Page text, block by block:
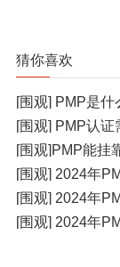
猜你喜欢
[围观] PMP是什
[围观] PMP认证